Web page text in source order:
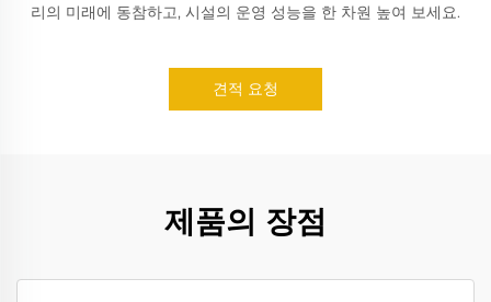
리의 미래에 동참하고, 시설의 운영 성능을 한 차원 높여 보세요.
견적 요청
제품의 장점